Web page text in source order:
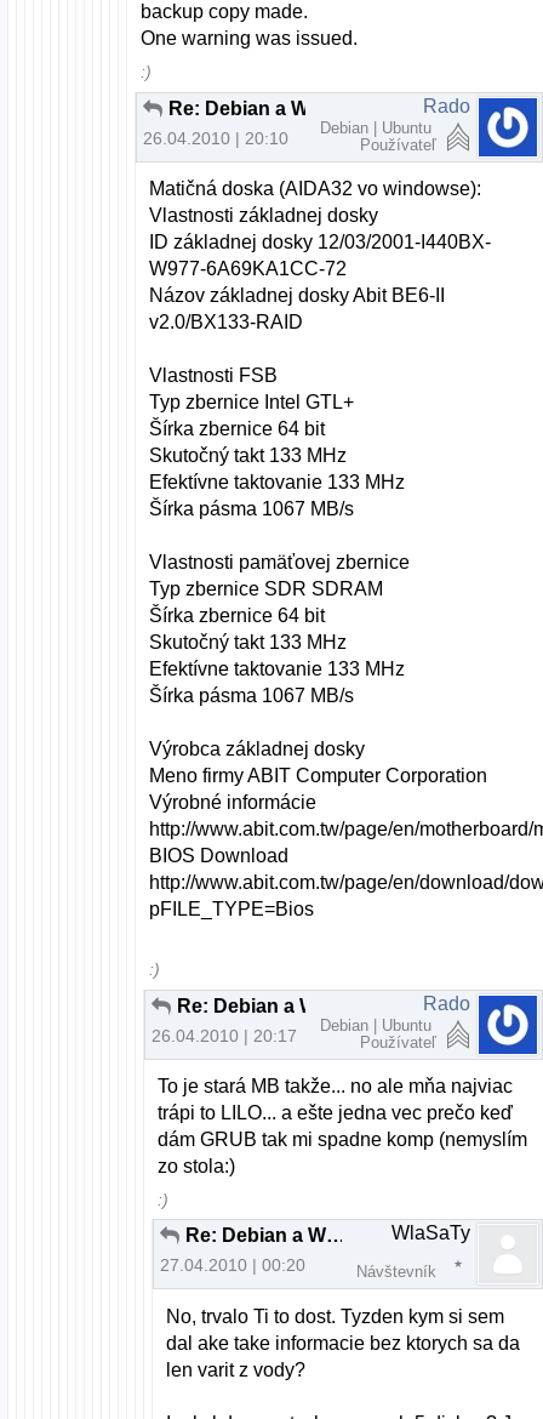
backup copy made.
One warning was issued.
:)
26.04.2010 | 20:10
Rado
Debian | Ubuntu
Používateľ
Matičná doska (AIDA32 vo windowse):
Vlastnosti základnej dosky
ID základnej dosky 12/03/2001-I440BX-
W977-6A69KA1CC-72
Názov základnej dosky Abit BE6-II
v2.0/BX133-RAID
Vlastnosti FSB
Typ zbernice Intel GTL+
Šírka zbernice 64 bit
Skutočný takt 133 MHz
Efektívne taktovanie 133 MHz
Šírka pásma 1067 MB/s
Vlastnosti pamäťovej zbernice
Typ zbernice SDR SDRAM
Šírka zbernice 64 bit
Skutočný takt 133 MHz
Efektívne taktovanie 133 MHz
Šírka pásma 1067 MB/s
Výrobca základnej dosky
Meno firmy ABIT Computer Corporation
Výrobné informácie
http://www.abit.com.tw/page/en/motherboard/
BIOS Download
http://www.abit.com.tw/page/en/download/
pFILE_TYPE=Bios
:)
26.04.2010 | 20:17
Rado
Debian | Ubuntu
Používateľ
To je stará MB takže... no ale mňa najviac
trápi to LILO... a ešte jedna vec prečo keď
dám GRUB tak mi spadne komp (nemyslím
zo stola:)
:)
Re: Debian a Windows XP cez LILO
27.04.2010 | 00:20
WlaSaTy
Návštevník
No, trvalo Ti to dost. Tyzden kym si sem
dal ake take informacie bez ktorych sa da
len varit z vody?